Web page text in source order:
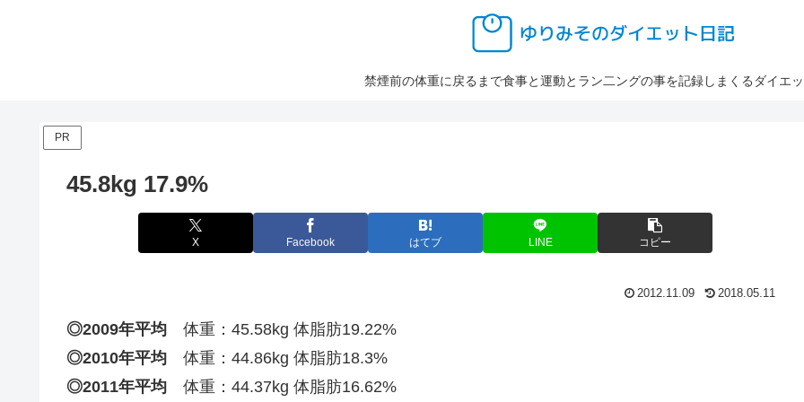
禁煙前の体重に戻るまで食事と運動とラン二ングの事を記録しまくるダイエ
PR
45.8kg 17.9%
X Facebook はてブ LINE コピー
2012.11.09 2018.05.11
◎2009年平均 体重：45.58kg 体脂肪19.22%
◎2010年平均 体重：44.86kg 体脂肪18.3%
◎2011年平均 体重：44.37kg 体脂肪16.62%